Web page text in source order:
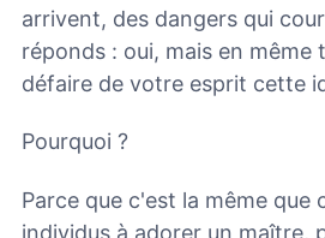
arrivent, des dangers qui
réponds : oui, mais en même
défaire de votre esprit cette
Pourquoi ?
Parce que c'est la même que
individus à adorer un maître,